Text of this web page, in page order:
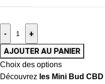
-
+
AJOUTER AU PANIER
Choix des options
Découvrez les Mini Bud CBD